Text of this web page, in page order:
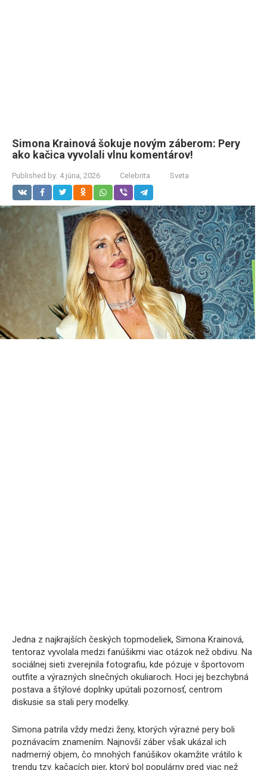
Simona Krainová šokuje novým záberom: Pery
ako kačica vyvolali vlnu komentárov!
Published by: 4 júna, 2026 Celebrita Sveta
Jedna z najkrajších českých topmodeliek, Simona Krainová,
tentoraz vyvolala medzi fanúšikmi viac otázok než obdivu. Na
sociálnej sieti zverejnila fotografiu, kde pózuje v športovom
outfite a výrazných slnečných okuliaroch. Hoci jej bezchybná
postava a štýlové doplnky upútali pozornosť, centrom
diskusie sa stali pery modelky.
Simona patrila vždy medzi ženy, ktorých výrazné pery boli
poznávacím znamením. Najnovší záber však ukázal ich
nadmerný objem, čo mnohých fanúšikov okamžite vrátilo k
trendu tzv. kačacích pier, ktorý bol populárny pred viac než